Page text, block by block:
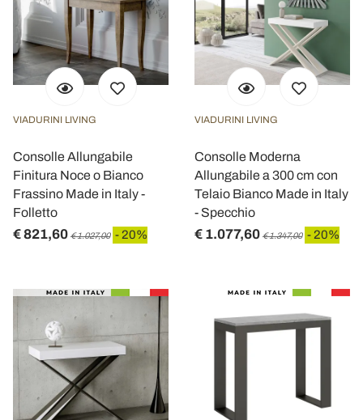
VIADURINI LIVING
Consolle Allungabile
Finitura Noce o Bianco
Frassino Made in Italy -
Folletto
€ 821,60 € 1.027,00 - 20%
VIADURINI LIVING
Consolle Moderna
Allungabile a 300 cm con
Telaio Bianco Made in Italy
- Specchio
€ 1.077,60 € 1.347,00 - 20%